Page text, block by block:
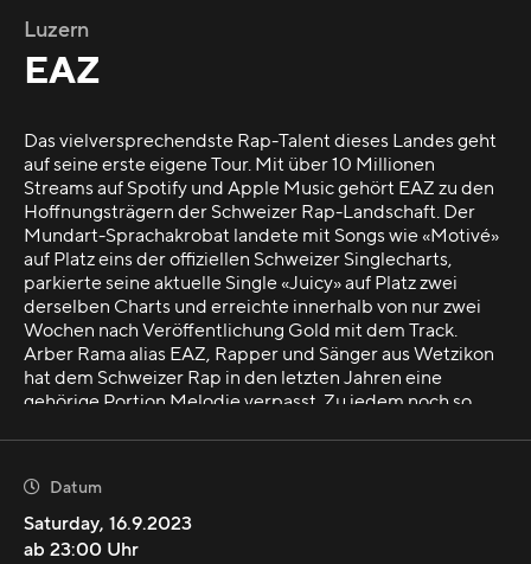
Luzern
EAZ
Das vielversprechendste Rap-Talent dieses Landes geht
auf seine erste eigene Tour. Mit über 10 Millionen
Streams auf Spotify und Apple Music gehört EAZ zu den
Hoffnungsträgern der Schweizer Rap-Landschaft. Der
Mundart-Sprachakrobat landete mit Songs wie «Motivé»
auf Platz eins der offiziellen Schweizer Singlecharts,
parkierte seine aktuelle Single «Juicy» auf Platz zwei
derselben Charts und erreichte innerhalb von nur zwei
Wochen nach Veröffentlichung Gold mit dem Track.
Arber Rama alias EAZ, Rapper und Sänger aus Wetzikon
hat dem Schweizer Rap in den letzten Jahren eine
gehörige Portion Melodie verpasst. Zu jedem noch so
stand schon mit Loredana auf der Bühne und ist sogar auf
Snoop Doggs Song «Make Some Money» auf
Schweizerdeutsch zu hören. Nun spielt er seine erste
eigene Tour und bringt im Südpol seine Hits auf die
 Datum
Saturday, 16.9.2023
ab 23:00 Uhr